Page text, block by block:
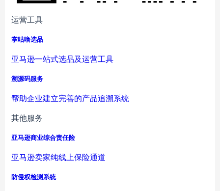
运营工具
掌咕噜选品
亚马逊一站式选品及运营工具
溯源码服务
帮助企业建立完善的产品追溯系统
其他服务
亚马逊商业综合责任险
亚马逊卖家纯线上保险通道
防侵权检测系统